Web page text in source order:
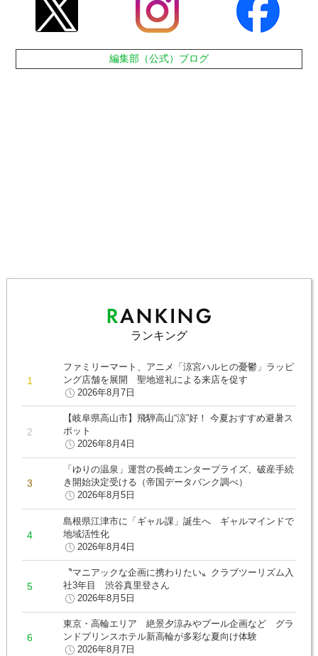
編集部（公式）ブログ
ランキング
ファミリーマート、アニメ「涼宮ハルヒの憂鬱」ラッピ
ング店舗を展開 聖地巡礼による来店を促す
2026年8月7日
【岐阜県高山市】飛騨高山“涼”好！ 今夏おすすめ避暑ス
ポット
2026年8月4日
「ゆりの温泉」運営の長崎エンタープライズ、破産手続
き開始決定受ける（帝国データバンク調べ）
2026年8月5日
島根県江津市に「ギャル課」誕生へ ギャルマインドで
地域活性化
2026年8月4日
〝マニアックな企画に携わりたい〟クラブツーリズム入
社3年目 渋谷真里登さん
2026年8月5日
東京・高輪エリア 絶景夕涼みやプール企画など グラ
ンドプリンスホテル新高輪が多彩な夏向け体験
2026年8月7日